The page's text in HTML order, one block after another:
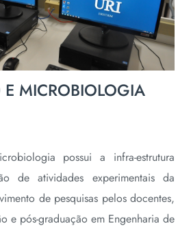
E MICROBIOLOGIA
possui a infra-estrutura
de atividades experimentais da
de pesquisas pelos docentes,
e pós-graduação em Engenharia de